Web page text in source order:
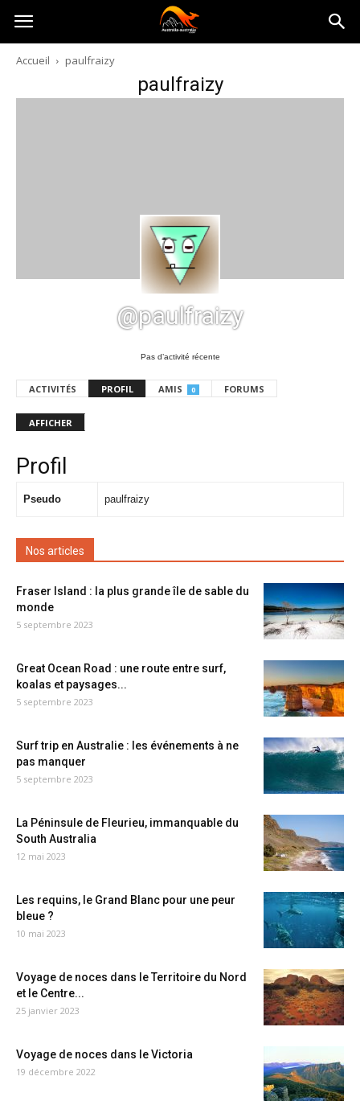
Australia-
australie.com
Accueil paulfraizy
paulfraizy
@paulfraizy
Pas d’activité récente
ACTIVITÉS PROFIL AMIS 0 FORUMS
AFFICHER
Profil
Pseudo paulfraizy
Nos articles
Fraser Island : la plus grande île de sable du
monde
5 septembre 2023
Great Ocean Road : une route entre surf,
koalas et paysages...
5 septembre 2023
Surf trip en Australie : les événements à ne
pas manquer
5 septembre 2023
La Péninsule de Fleurieu, immanquable du
South Australia
12 mai 2023
Les requins, le Grand Blanc pour une peur
bleue ?
10 mai 2023
Voyage de noces dans le Territoire du Nord
et le Centre...
25 janvier 2023
Voyage de noces dans le Victoria
19 décembre 2022